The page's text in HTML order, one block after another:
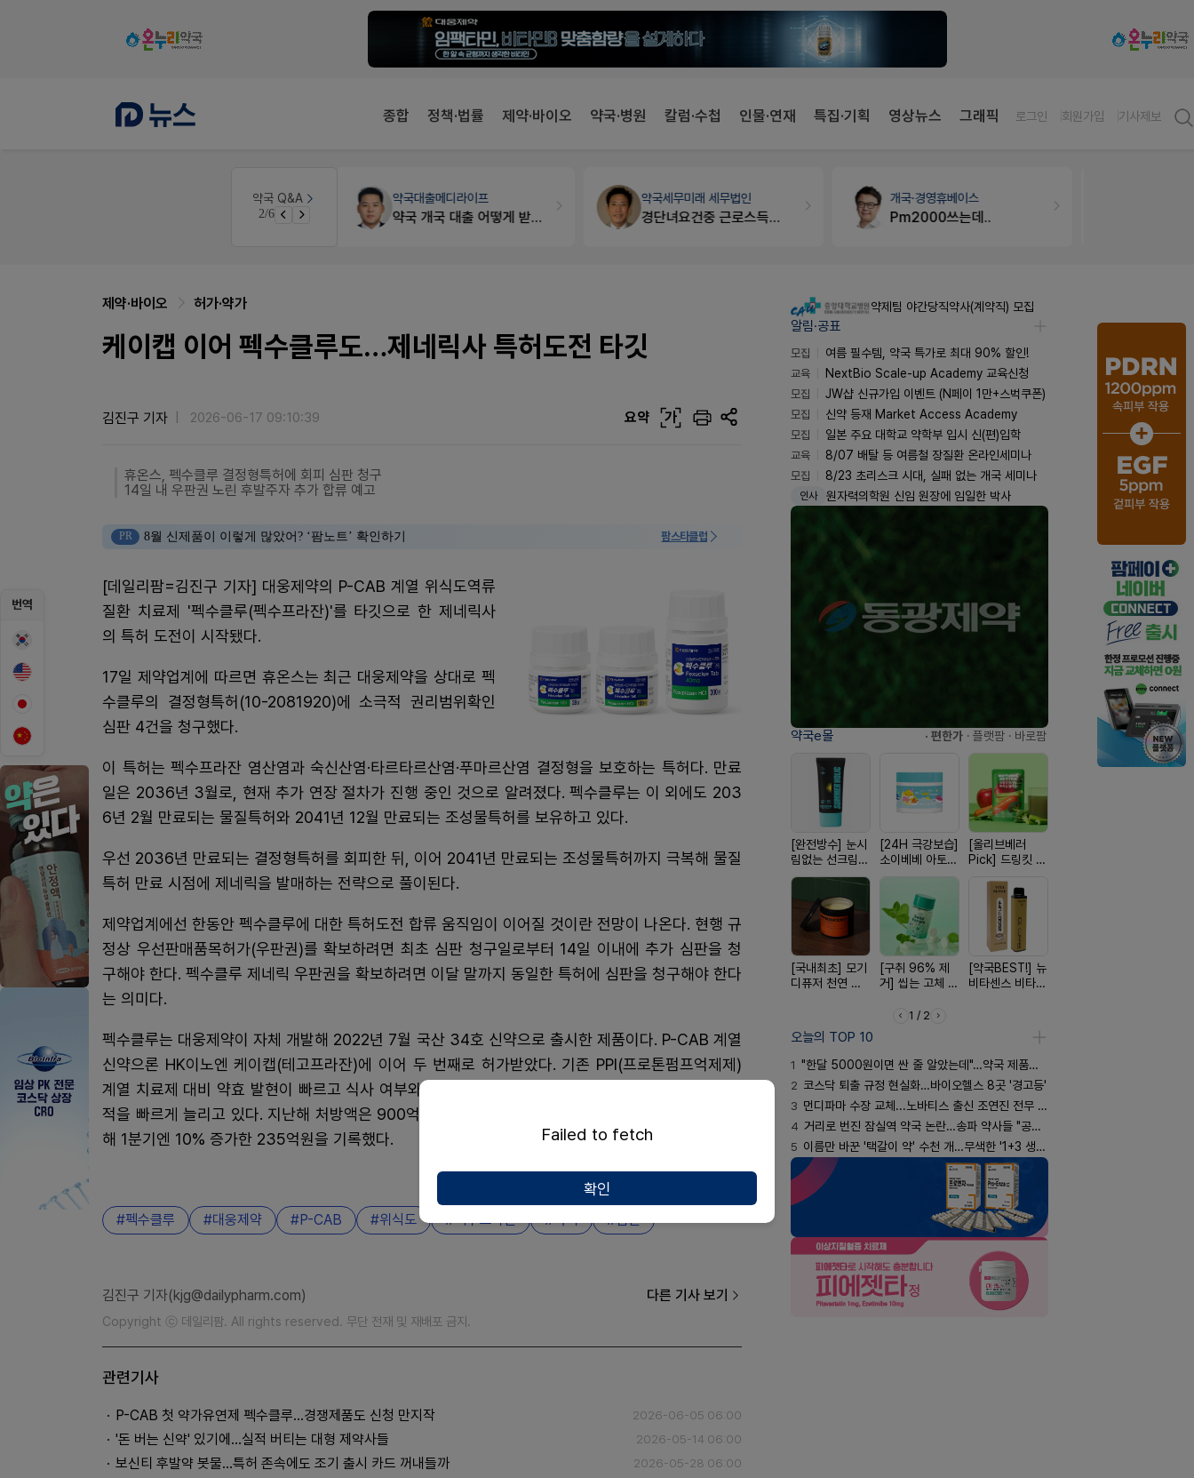
종합 정책·법률 제약·바이오 약국·병원 칼럼·수첩 인물·연재 특집·기획 영상뉴스 그래픽 로그인 회원가입 기사제보
약국 Q&A
2/6
법무법인 규원 약국대출메디라이프
약국 개국 대출 어떻게 받아야할지 어렵습니다
약국세무미래 세무법인
경단녀요건중 근로스득원천징수액
개국·경영휴베이스
Pm2000쓰는데..
번역
제약·바이오 허가·약가
케이캡 이어 펙수클루도…제네릭사 특허도전 타깃
김진구 기자 2026-06-17 09:10:39 요약 가
휴온스, 펙수클루 결정형특허에 회피 심판 청구
14일 내 우판권 노린 후발주자 추가 합류 예고
PR 8월 신제품이 이렇게 많았어? ‘팜노트’ 확인하기 팜스타클럽
[데일리팜=김진구 기자] 대웅제약의 P-CAB 계열 위식도역류
질환 치료제 '펙수클루(펙수프라잔)'를 타깃으로 한 제네릭사
의 특허 도전이 시작됐다.
17일 제약업계에 따르면 휴온스는 최근 대웅제약을 상대로 펙
수클루의 결정형특허(10-2081920)에 소극적 권리범위확인
심판 4건을 청구했다.
이 특허는 펙수프라잔 염산염과 숙신산염·타르타르산염·푸마르산염 결정형을 보호하는 특허다. 만료
일은 2036년 3월로, 현재 추가 연장 절차가 진행 중인 것으로 알려졌다. 펙수클루는 이 외에도 203
6년 2월 만료되는 물질특허와 2041년 12월 만료되는 조성물특허를 보유하고 있다.
우선 2036년 만료되는 결정형특허를 회피한 뒤, 이어 2041년 만료되는 조성물특허까지 극복해 물질
특허 만료 시점에 제네릭을 발매하는 전략으로 풀이된다.
제약업계에선 한동안 펙수클루에 대한 특허도전 합류 움직임이 이어질 것이란 전망이 나온다. 현행 규
정상 우선판매품목허가(우판권)를 확보하려면 최초 심판 청구일로부터 14일 이내에 추가 심판을 청
구해야 한다. 펙수클루 제네릭 우판권을 확보하려면 이달 말까지 동일한 특허에 심판을 청구해야 한다
는 의미다.
펙수클루는 대웅제약이 자체 개발해 2022년 7월 국산 34호 신약으로 출시한 제품이다. P-CAB 계열
신약으론 HK이노엔 케이캡(테고프라잔)에 이어 두 번째로 허가받았다. 기존 PPI(프로톤펌프억제제)
계열 치료제 대비 약효 발현이 빠르고 식사 여부와 상관없이 복용할 수 있다는 장점을 앞세워 처방실
적을 빠르게 늘리고 있다. 지난해 처방액은 900억원으로, 전년동기 788억원 대비 11% 증가했다. 올
해 1분기엔 10% 증가한 235억원을 기록했다.
펙수클루 대웅제약 P-CAB 위식도 펙수프라잔 특허 심판
김진구 기자(kjg@dailypharm.com) 다른 기사 보기
Copyright ⓒ 데일리팜. All rights reserved. 무단 전재 및 재배포 금지.
관련기사
P-CAB 첫 약가유연제 펙수클루...경쟁제품도 신청 만지작 2026-06-05 06:00
'돈 버는 신약' 있기에...실적 버티는 대형 제약사들 2026-05-14 06:00
보신티 후발약 봇물…특허 존속에도 조기 출시 카드 꺼내들까 2026-05-28 06:00
약제팀 야간당직약사(계약직) 모집
알림·공표
모집
여름 필수템, 약국 특가로 최대 90% 할인!
교육
NextBio Scale-up Academy 교육신청
모집
JW샵 신규가입 이벤트 (N페이 1만+스벅쿠폰)
모집
신약 등재 Market Access Academy
모집
일본 주요 대학교 약학부 입시 신(편)입학
교육
8/07 배탈 등 여름철 장질환 온라인세미나
모집
8/23 초리스크 시대, 실패 없는 개국 세미나
인사 원자력의학원 신임 원장에 임일한 박사
약국e몰 · 편한가 · 플랫팜 · 바로팜
[완전방수] 눈시
림없는 선크림
(SPF50+)
[24H 극강보습]
소이베베 아토
크림
[올리브베러
Pick] 드링킷 건
[국내최초] 모기
디퓨저 천연 계
[구취 96% 제
거] 씹는 고체 가
[약국BEST!] 뉴
비타센스 비타민
1 / 2
오늘의 TOP 10
1 "한달 5000원이면 싼 줄 알았는데"…약국 제품과 비교해보니
2 코스닥 퇴출 규정 현실화…바이오헬스 8곳 '경고등'
3 먼디파마 수장 교체...노바티스 출신 조연진 전무 내정
4 거리로 번진 잠실역 약국 논란…송파 약사들 "공공성 훼손"
5 이름만 바꾼 '택갈이 약' 수천 개…무색한 '1+3 생동'
Failed to fetch
확인